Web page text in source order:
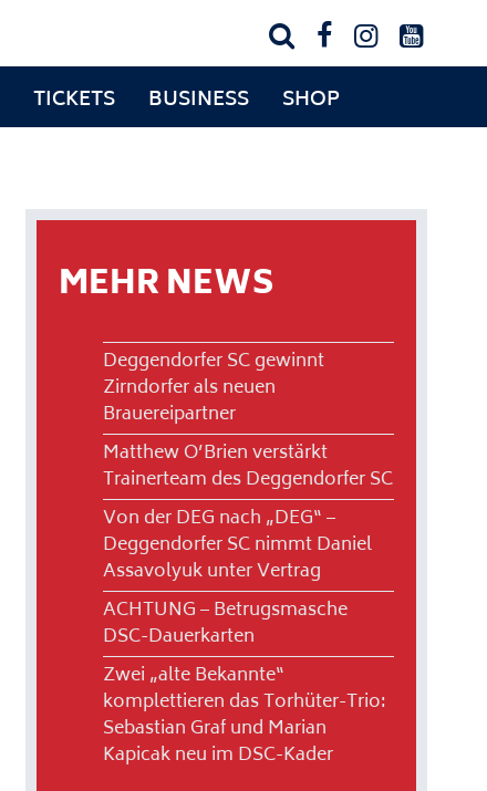
   
TICKETS BUSINESS SHOP
MEHR NEWS
Deggendorfer SC gewinnt
Zirndorfer als neuen
Brauereipartner
Matthew O’Brien verstärkt
Trainerteam des Deggendorfer SC
Von der DEG nach „DEG“ –
Deggendorfer SC nimmt Daniel
Assavolyuk unter Vertrag
ACHTUNG – Betrugsmasche
DSC-Dauerkarten
Zwei „alte Bekannte“
komplettieren das Torhüter-Trio:
Sebastian Graf und Marian
Kapicak neu im DSC-Kader